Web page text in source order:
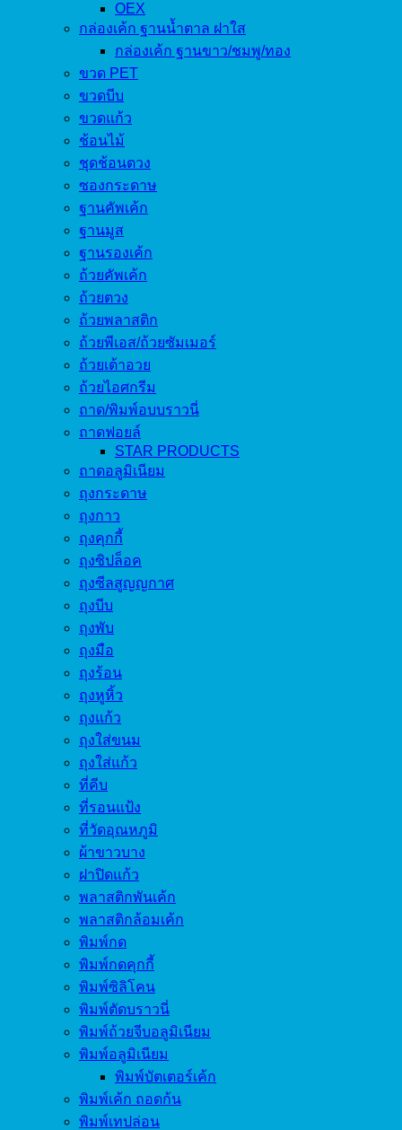
OEX
กล่องเค้ก ฐานน้ำตาล ฝาใส
กล่องเค้ก ฐานขาว/ชมพู/ทอง
ขวด PET
ขวดบีบ
ขวดแก้ว
ช้อนไม้
ชุดช้อนตวง
ซองกระดาษ
ฐานคัพเค้ก
ฐานมูส
ฐานรองเค้ก
ถ้วยคัพเค้ก
ถ้วยตวง
ถ้วยพลาสติก
ถ้วยพีเอส/ถ้วยซัมเมอร์
ถ้วยเต้าอวย
ถ้วยไอศกรีม
ถาด/พิมพ์อบบราวนี่
ถาดฟอยล์
STAR PRODUCTS
ถาดอลูมิเนียม
ถุงกระดาษ
ถุงกาว
ถุงคุกกี้
ถุงซิปล็อค
ถุงซีลสูญญกาศ
ถุงบีบ
ถุงพับ
ถุงมือ
ถุงร้อน
ถุงหูหิ้ว
ถุงแก้ว
ถุงใส่ขนม
ถุงใส่แก้ว
ที่คีบ
ที่รอนแป้ง
ที่วัดอุณหภูมิ
ผ้าขาวบาง
ฝาปิดแก้ว
พลาสติกพันเค้ก
พลาสติกล้อมเค้ก
พิมพ์กด
พิมพ์กดคุกกี้
พิมพ์ซิลิโคน
พิมพ์ตัดบราวนี่
พิมพ์ถ้วยจีบอลูมิเนียม
พิมพ์อลูมิเนียม
พิมพ์บัตเตอร์เค้ก
พิมพ์เค้ก ถอดก้น
พิมพ์เทปล่อน